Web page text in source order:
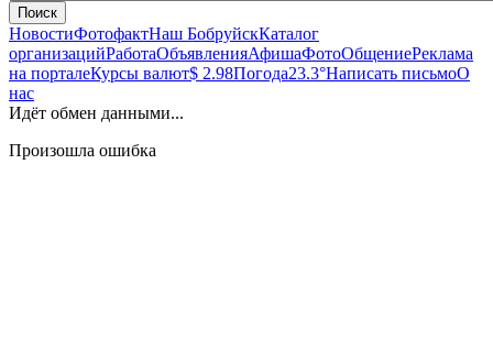
Поиск
НовостиФотофактНаш БобруйскКаталог
организацийРаботаОбъявленияАфишаФотоОбщениеРеклама
на порталеКурсы валют$ 2.98Погода23.3°Написать письмоО
нас
Идёт обмен данными...
Произошла ошибка